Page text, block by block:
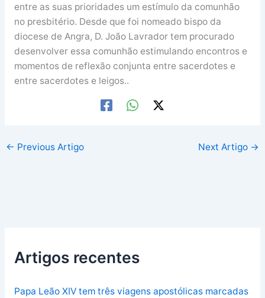
entre as suas prioridades um estímulo da comunhão
no presbitério. Desde que foi nomeado bispo da
diocese de Angra, D. João Lavrador tem procurado
desenvolver essa comunhão estimulando encontros e
momentos de reflexão conjunta entre sacerdotes e
entre sacerdotes e leigos..
← Previous Artigo Next Artigo →
Artigos recentes
Papa Leão XIV tem três viagens apostólicas marcadas